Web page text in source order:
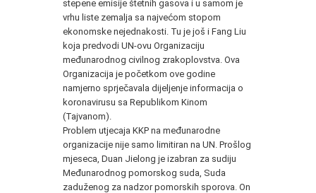
stepene emisije štetnih gasova i u samom je
vrhu liste zemalja sa najvećom stopom
ekonomske nejednakosti. Tu je još i Fang Liu
koja predvodi UN-ovu Organizaciju
međunarodnog civilnog zrakoplovstva. Ova
Organizacija je početkom ove godine
namjerno sprječavala dijeljenje informacija o
koronavirusu sa Republikom Kinom
(Tajvanom).
Problem utjecaja KKP na međunarodne
organizacije nije samo limitiran na UN. Prošlog
mjeseca, Duan Jielong je izabran za sudiju
Međunarodnog pomorskog suda, Suda
zaduženog za nadzor pomorskih sporova. On